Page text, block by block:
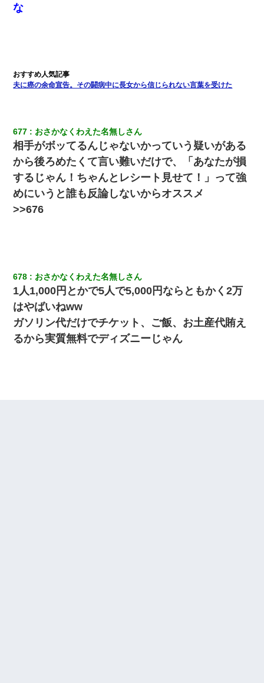
な
夫に癌の余命宣告。その闘病中に長女から信じられない言葉を受けた
677 おさかなくわえた名無しさん
相手がボッてるんじゃないかっていう疑いがある
から後ろめたくて言い難いだけで、「あなたが損
するじゃん！ちゃんとレシート見せて！」って強
めにいうと誰も反論しないからオススメ
>>676
678 おさかなくわえた名無しさん
1人1,000円とかで5人で5,000円ならともかく2万
はやばいねww
ガソリン代だけでチケット、ご飯、お土産代賄え
るから実質無料でディズニーじゃん